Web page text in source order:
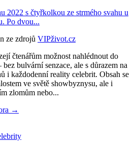
2022 s čtyřkolkou ze strmého svahu u
Po dvou...
ze zdrojů VIPživot.cz
čtenářům možnost nahlédnout do
bulvární senzace, ale s důrazem na
i každodenní reality celebrit. Obsah se
ve světě showbyznysu, ale i
zlomům nebo...
→